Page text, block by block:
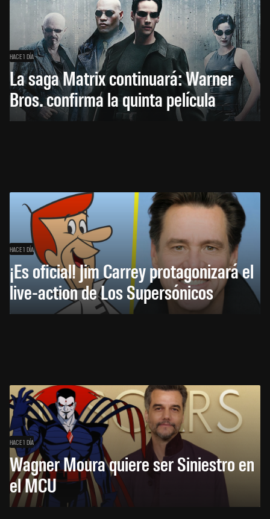
HACE 1 DÍA
La saga Matrix continuará: Warner
Bros. confirma la quinta película
HACE 1 DÍA
¡Es oficial! Jim Carrey protagonizará el
live-action de Los Supersónicos
HACE 1 DÍA
Wagner Moura quiere ser Siniestro en
el MCU